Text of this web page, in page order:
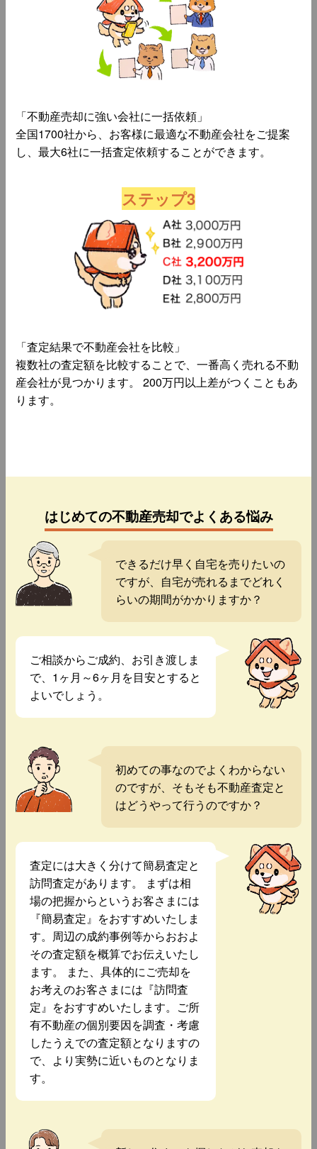
「不動産売却に強い会社に一括依頼」
全国1700社から、お客様に最適な不動産会社をご提案
し、最大6社に一括査定依頼することができます。
ステップ3
「査定結果で不動産会社を比較」
複数社の査定額を比較することで、一番高く売れる不動
産会社が見つかります。 200万円以上差がつくこともあ
ります。
はじめての不動産売却でよくある悩み
できるだけ早く自宅を売りたいの
ですが、自宅が売れるまでどれく
らいの期間がかかりますか？
ご相談からご成約、お引き渡しま
で、1ヶ月～6ヶ月を目安とすると
よいでしょう。
初めての事なのでよくわからない
のですが、そもそも不動産査定と
はどうやって行うのですか？
査定には大きく分けて簡易査定と
訪問査定があります。 まずは相
場の把握からというお客さまには
『簡易査定』をおすすめいたしま
す。周辺の成約事例等からおおよ
その査定額を概算でお伝えいたし
ます。 また、具体的にご売却を
お考えのお客さまには『訪問査
定』をおすすめいたします。ご所
有不動産の個別要因を調査・考慮
したうえでの査定額となりますの
で、より実勢に近いものとなりま
す。